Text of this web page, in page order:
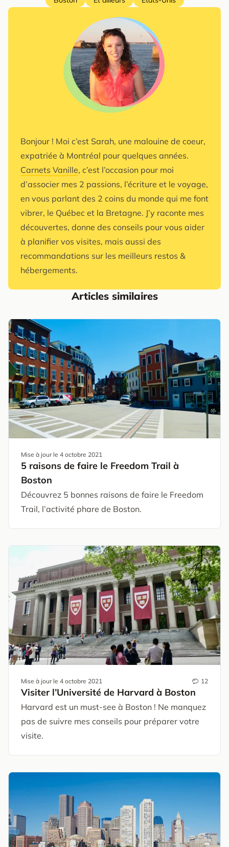
Bonjour ! Moi c’est Sarah, une malouine de coeur,
expatriée à Montréal pour quelques années.
Carnets Vanille, c’est l’occasion pour moi
d’associer mes 2 passions, l’écriture et le voyage,
en vous parlant des 2 coins du monde qui me font
vibrer, le Québec et la Bretagne. J’y raconte mes
découvertes, donne des conseils pour vous aider
à planifier vos visites, mais aussi des
recommandations sur les meilleurs restos &
hébergements.
Articles similaires
Mise à jour le 4 octobre 2021
5 raisons de faire le Freedom Trail à
Boston
Découvrez 5 bonnes raisons de faire le Freedom
Trail, l’activité phare de Boston.
Mise à jour le 4 octobre 2021 12
Visiter l’Université de Harvard à Boston
Harvard est un must-see à Boston ! Ne manquez
pas de suivre mes conseils pour préparer votre
visite.